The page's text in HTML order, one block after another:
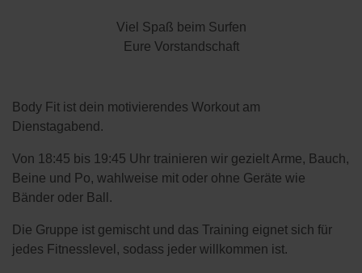
Viel Spaß beim Surfen
Eure Vorstandschaft
Body Fit ist dein motivierendes Workout am
Dienstagabend.
Von 18:45 bis 19:45 Uhr trainieren wir gezielt Arme, Bauch,
Beine und Po, wahlweise mit oder ohne Geräte wie
Bänder oder Ball.
Die Gruppe ist gemischt und das Training eignet sich für
jedes Fitnesslevel, sodass jeder willkommen ist.